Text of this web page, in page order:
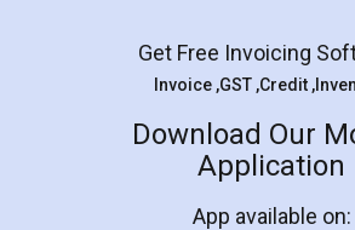
Get Free Invoicing
Invoice ,GST ,Credit
Download Our
Application
App available on: